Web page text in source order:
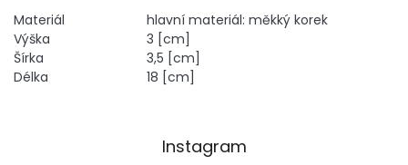
Materiál
hlavní materiál: měkký korek
Výška
3 [cm]
Šírka
3,5 [cm]
Délka
18 [cm]
Instagram